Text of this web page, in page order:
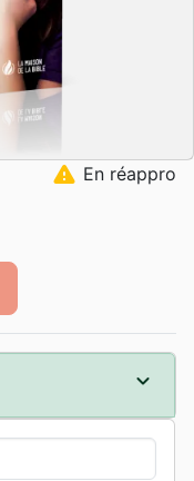
warning En réappro